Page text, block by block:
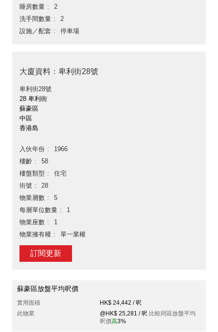
睡房數量
2
洗手間數量
2
設施／配套
停車場
大廈資料：卑利街28號
卑利街28號
28 卑利街
蘇豪區
中區
香港島
入伙年份
1966
樓齡
58
樓盤類型
住宅
街號
28
物業層數
5
每層單位數量
1
物業座數
1
物業擁有權
單一業權
訂閱更新
蘇豪區放盤平均呎價
實用面積
HK$ 24,442 / 呎
此物業
@HK$ 25,281 / 呎 比較同區放盤平均
呎價高3%